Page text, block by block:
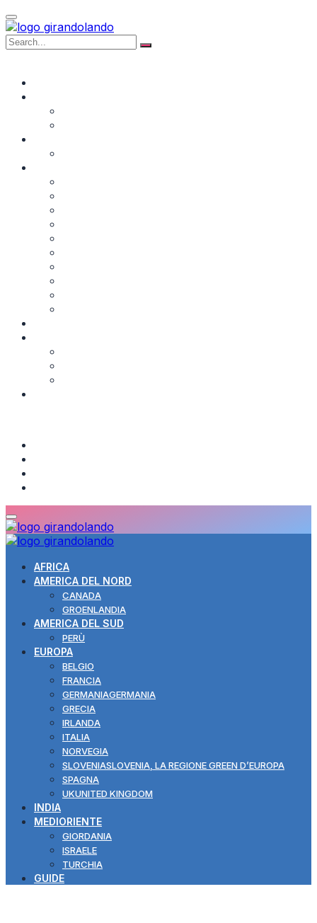
AFRICA
AMERICA DEL NORD
CANADA
GROENLANDIA
AMERICA DEL SUD
PERÙ
EUROPA
BELGIO
FRANCIA
GERMANIAGERMANIA
GRECIA
IRLANDA
ITALIA
NORVEGIA
SLOVENIASLOVENIA, LA REGIONE GREEN D’EUROPA
SPAGNA
UKUNITED KINGDOM
INDIA
MEDIORIENTE
GIORDANIA
ISRAELE
TURCHIA
GUIDE